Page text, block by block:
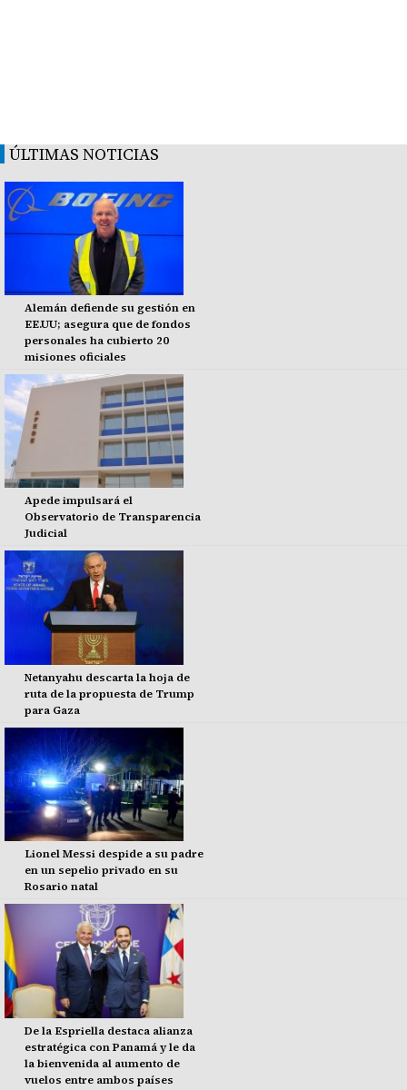
ÚLTIMAS NOTICIAS
Alemán defiende su gestión en
EE.UU; asegura que de fondos
personales ha cubierto 20
misiones oficiales
Apede impulsará el
Observatorio de Transparencia
Judicial
Netanyahu descarta la hoja de
ruta de la propuesta de Trump
para Gaza
Lionel Messi despide a su padre
en un sepelio privado en su
Rosario natal
De la Espriella destaca alianza
estratégica con Panamá y le da
la bienvenida al aumento de
vuelos entre ambos países